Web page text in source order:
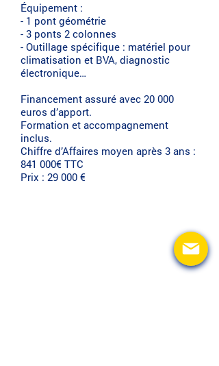
Équipement :
- 1 pont géométrie
- 3 ponts 2 colonnes
- Outillage spécifique : matériel pour
climatisation et BVA, diagnostic
électronique…
Financement assuré avec 20 000
euros d’apport.
Formation et accompagnement
inclus.
Chiffre d’Affaires moyen après 3 ans :
841 000€ TTC
Prix : 29 000 €